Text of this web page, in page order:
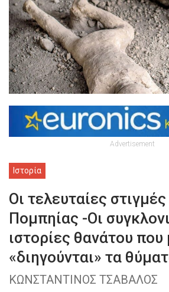
Advertisement
Ιστορία
Οι τελευταίες
Πομπηίας -Οι
ιστορίες θανάτου που
«διηγούνται» τα
ΚΩΝΣΤΑΝΤΙΝΟΣ ΤΣΑΒΑΛΟΣ